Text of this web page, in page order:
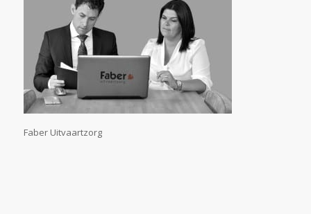
Faber Uitvaartzorg